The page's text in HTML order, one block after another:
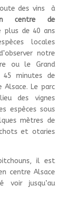
des vins à
centre de
plus de 40 ans
locales
notre
ou le Grand
minutes de
Alsace. Le parc
des vignes
espèces sous
mètres de
et otaries
il est
centre Alsace
voir jusqu’au